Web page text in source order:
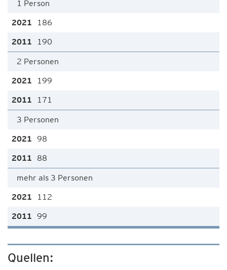
1 Person
186
190
2 Personen
199
171
3 Personen
98
88
mehr als 3 Personen
112
99
Quellen: